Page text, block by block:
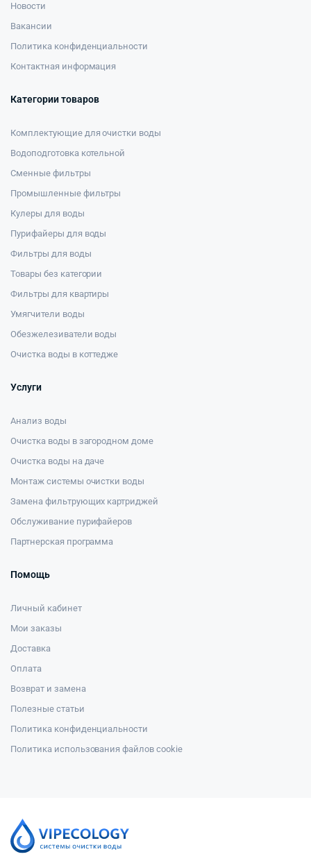
Новости
Вакансии
Политика конфиденциальности
Контактная информация
Категории товаров
Комплектующие для очистки воды
Водоподготовка котельной
Сменные фильтры
Промышленные фильтры
Кулеры для воды
Пурифайеры для воды
Фильтры для воды
Товары без категории
Фильтры для квартиры
Умягчители воды
Обезжелезиватели воды
Очистка воды в коттедже
Услуги
Анализ воды
Очистка воды в загородном доме
Очистка воды на даче
Монтаж системы очистки воды
Замена фильтрующих картриджей
Обслуживание пурифайеров
Партнерская программа
Помощь
Личный кабинет
Мои заказы
Доставка
Оплата
Возврат и замена
Полезные статьи
Политика конфиденциальности
Политика использования файлов cookie